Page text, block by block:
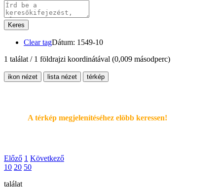
Keres
Clear tagDátum: 1549-10
1 találat / 1 földrajzi koordinátával (0,009 másodperc)
ikon nézet lista nézet térkép
A térkép megjelenítéséhez elöbb keressen!
Előző 1 Következő
10 20 50
találat